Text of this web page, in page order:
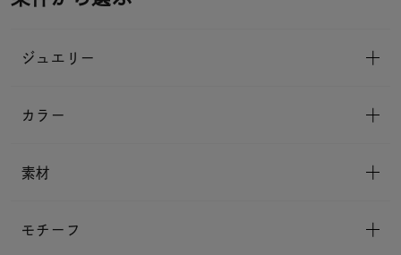
ジュエリー
カラー
素材
モチーフ